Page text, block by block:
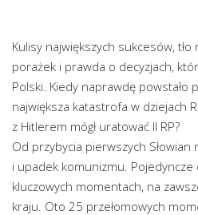
Kulisy największych sukcesów,
porażek i prawda o decyzjach,
Polski. Kiedy naprawdę powstało
największa katastrofa w dziejach
z Hitlerem mógł uratować II RP?
Od przybycia pierwszych Słowian
i upadek komunizmu.
kluczowych momentach, na
kraju. Oto 25 przełomowych